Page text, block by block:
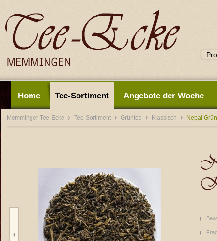
Home Tee-Sortiment Angebote der Woche
Memminger Tee-Ecke Tee-Sortiment Grüntee Klassisch Nepal